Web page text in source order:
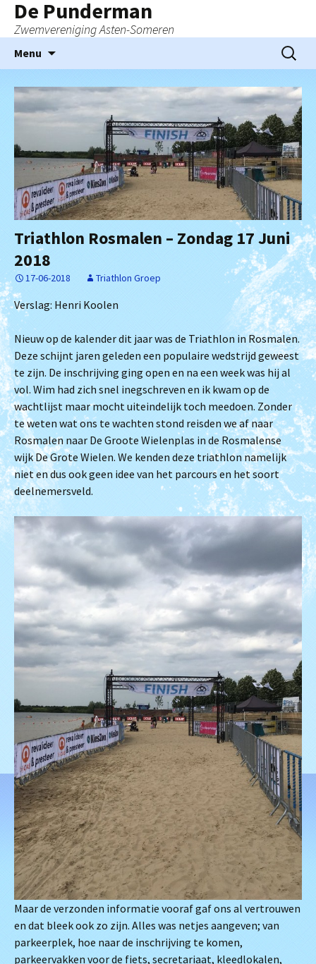
De Punderman
Zwemvereniging Asten-Someren
Menu
Zoeken
naar:
Triathlon Rosmalen – Zondag 17 Juni
2018
17-06-2018 Triathlon Groep
Verslag: Henri Koolen
Nieuw op de kalender dit jaar was de Triathlon in Rosmalen.
Deze schijnt jaren geleden een populaire wedstrijd geweest
te zijn. De inschrijving ging open en na een week was hij al
vol. Wim had zich snel inegschreven en ik kwam op de
wachtlijst maar mocht uiteindelijk toch meedoen. Zonder
te weten wat ons te wachten stond reisden we af naar
Rosmalen naar De Groote Wielenplas in de Rosmalense
wijk De Grote Wielen. We kenden deze triathlon namelijk
niet en dus ook geen idee van het parcours en het soort
deelnemersveld.
Maar de verzonden informatie vooraf gaf ons al vertrouwen
en dat bleek ook zo zijn. Alles was netjes aangeven; van
parkeerplek, hoe naar de inschrijving te komen,
parkeervakken voor de fiets, secretariaat, kleedlokalen,